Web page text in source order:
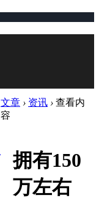
文章 › 资讯 › 查看内
容
拥有150
万左右